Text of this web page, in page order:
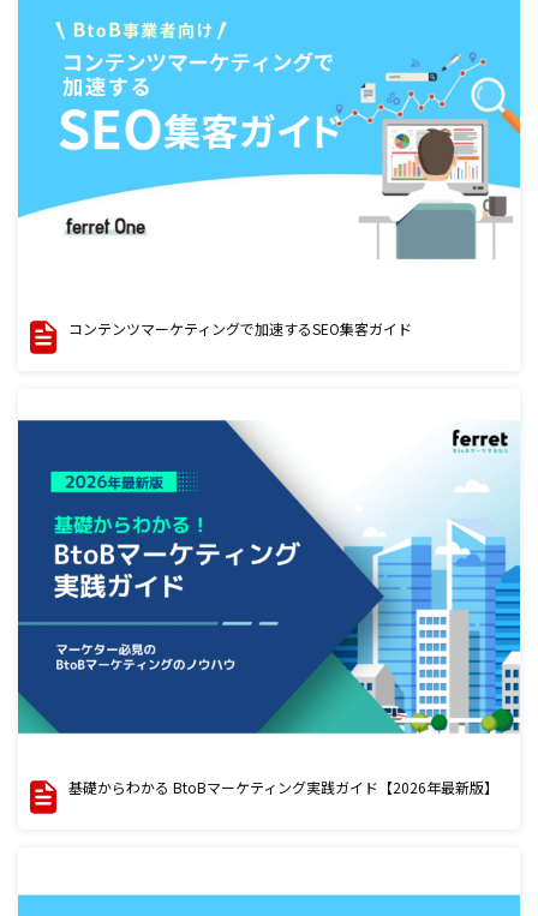
コンテンツマーケティングで加速するSEO集客ガイド
基礎からわかる BtoBマーケティング実践ガイド【2026年最新版】